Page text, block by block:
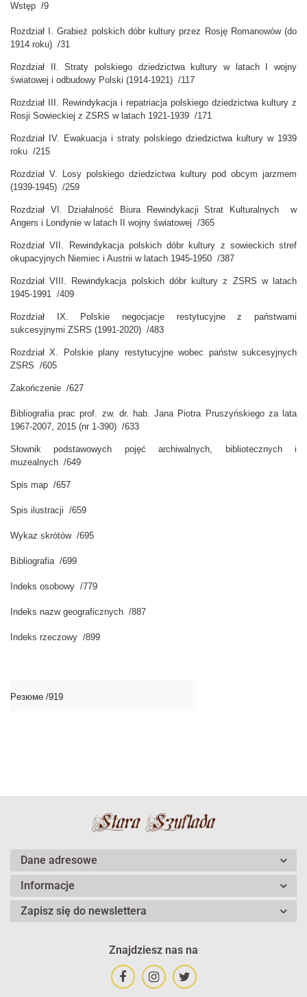
Wstęp /9
Rozdział I. Grabież polskich dóbr kultury przez Rosję Romanowów (do
1914 roku) /31
Rozdział II. Straty polskiego dziedzictwa kultury w latach I wojny
światowej i odbudowy Polski (1914-1921) /117
Rozdział III. Rewindykacja i repatriacja polskiego dziedzictwa kultury z
Rosji Sowieckiej z ZSRS w latach 1921-1939 /171
Rozdział IV. Ewakuacja i straty polskiego dziedzictwa kultury w 1939
roku /215
Rozdział V. Losy polskiego dziedzictwa kultury pod obcym jarzmem
(1939-1945) /259
Rozdział VI. Działalność Biura Rewindykacji Strat Kulturalnych w
Angers i Londynie w latach II wojny światowej /365
Rozdział VII. Rewindykacja polskich dóbr kultury z sowieckich stref
okupacyjnych Niemiec i Austrii w latach 1945-1950 /387
Rozdział VIII. Rewindykacja polskich dóbr kultury z ZSRS w latach
1945-1991 /409
Rozdział IX. Polskie negocjacje restytucyjne z państwami
sukcesyjnymi ZSRS (1991-2020) /483
Rozdział X. Polskie plany restytucyjne wobec państw sukcesyjnych
ZSRS /605
Zakończenie /627
Bibliografia prac prof. zw. dr. hab. Jana Piotra Pruszyńskiego za lata
1967-2007, 2015 (nr 1-390) /633
Słownik podstawowych pojęć archiwalnych, bibliotecznych i
muzealnych /649
Spis map /657
Spis ilustracji /659
Wykaz skrótów /695
Bibliografia /699
Indeks osobowy /779
Indeks nazw geograficznych /887
Indeks rzeczowy /899
Pезюме /919
Dane adresowe
Informacje
Zapisz się do newslettera
Znajdziesz nas na